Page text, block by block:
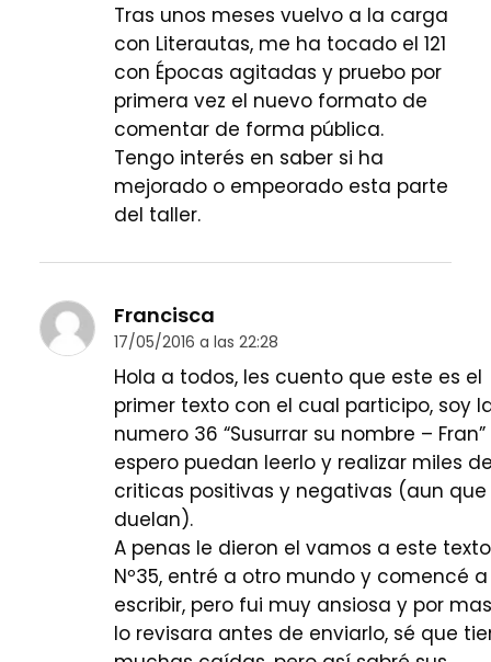
Tras unos meses vuelvo a la carga
con Literautas, me ha tocado el 121
con Épocas agitadas y pruebo por
primera vez el nuevo formato de
comentar de forma pública.
Tengo interés en saber si ha
mejorado o empeorado esta parte
del taller.
Francisca
17/05/2016 a las 22:28
Hola a todos, les cuento que este es el
primer texto con el cual participo, soy
numero 36 “Susurrar su nombre – Fran”
espero puedan leerlo y realizar miles
criticas positivas y negativas (aun que
duelan).
A penas le dieron el vamos a este texto
Nº35, entré a otro mundo y comencé a
escribir, pero fui muy ansiosa y por
lo revisara antes de enviarlo, sé que